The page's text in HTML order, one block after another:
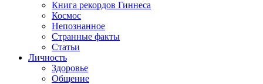
Книга рекордов Гиннеса
Космос
Непознанное
Странные факты
Статьи
Личность
Здоровье
Общение